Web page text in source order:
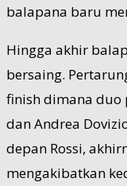
balapana baru
Hingga akhir
bersaing.
finish dimana duo
dan Andrea
depan Rossi,
mengakibatkan